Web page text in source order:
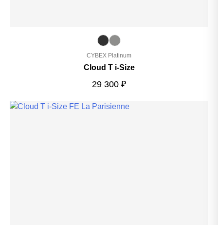
CYBEX Platinum
Cloud T i-Size
29 300 ₽